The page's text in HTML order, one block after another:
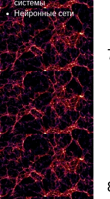
системы
Нейронные сети